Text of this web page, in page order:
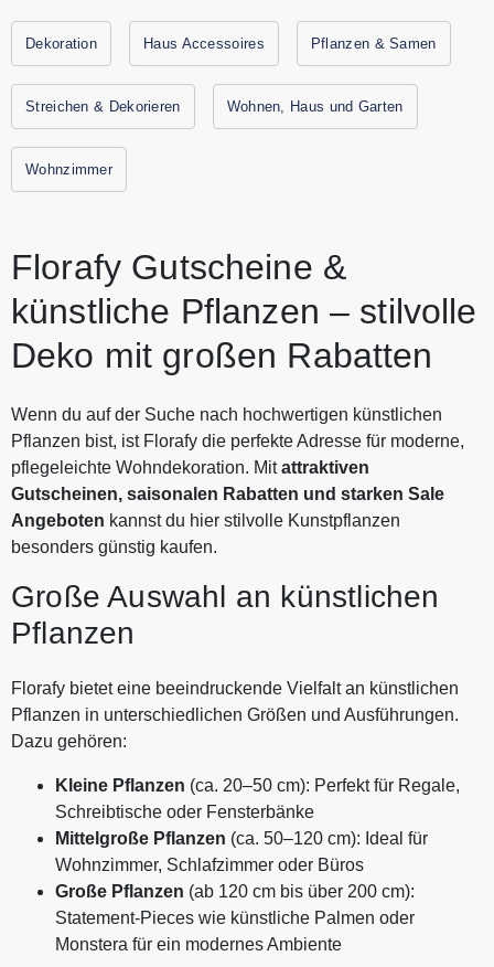
Übertöpfen, kunstvollen Bouquets und künstlichen Hecken
zusammengestellt, die deinem Interieur oder Garten sofort
einen frischen Look verleihen, ganz ohne Pflegeaufwand.
Florafy Kunstpflanzen sind kaum von echten zu
unterscheiden und halten viele Jahre. Ob du dich für eine
große Statement Pflanze, ein verspieltes Bouquet auf dem
Alle aktuellen Gutscheine und Rabattaktionen von Florafy
findest Du immer hier auf Gutscheine.codes.
Dekoration Haus Accessoires Pflanzen & Samen
Streichen & Dekorieren Wohnen, Haus und Garten
Wohnzimmer
Florafy Gutscheine &
künstliche Pflanzen – stilvolle
Deko mit großen Rabatten
Wenn du auf der Suche nach hochwertigen künstlichen
Pflanzen bist, ist Florafy die perfekte Adresse für moderne,
pflegeleichte Wohndekoration. Mitattraktiven
Gutscheinen, saisonalen Rabatten und starken Sale
Angeboten kannst du hier stilvolle Kunstpflanzen
besonders günstig kaufen.
Große Auswahl an künstlichen
Pflanzen
Florafy bietet eine beeindruckende Vielfalt an künstlichen
Pflanzen in unterschiedlichen Größen und Ausführungen.
Dazu gehören:
Kleine Pflanzen (ca. 20–50 cm): Perfekt für Regale,
Schreibtische oder Fensterbänke
Mittelgroße Pflanzen (ca. 50–120 cm): Ideal für
Wohnzimmer, Schlafzimmer oder Büros
Große Pflanzen (ab 120 cm bis über 200 cm):
Statement-Pieces wie künstliche Palmen oder
Monstera für ein modernes Ambiente